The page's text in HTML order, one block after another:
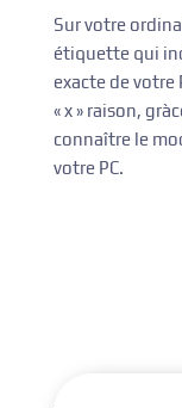
Sur votre
étiquette qui
exacte de votre
« x » raison,
connaître le
votre PC.